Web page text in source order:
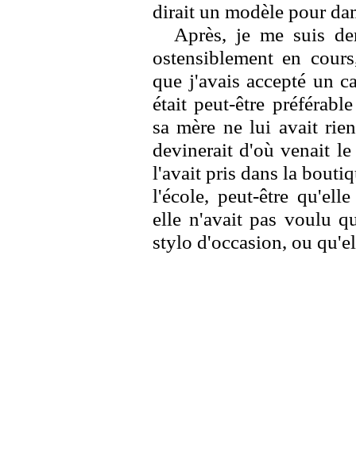
dirait un modèle pour
Après, je me suis
ostensiblement en
que j'avais accepté un
était peut-être
sa mère ne lui avait
devinerait d'où venait
l'avait pris dans la
l'école, peut-être
elle n'avait pas voulu
stylo d'occasion, ou